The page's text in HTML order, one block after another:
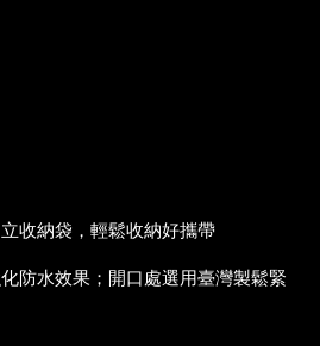
收納袋，輕鬆收納好攜帶
防水效果；開口處選用臺灣製鬆緊